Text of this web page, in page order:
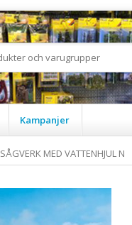
Kampanjer
SÅGVERK MED VATTENHJUL N